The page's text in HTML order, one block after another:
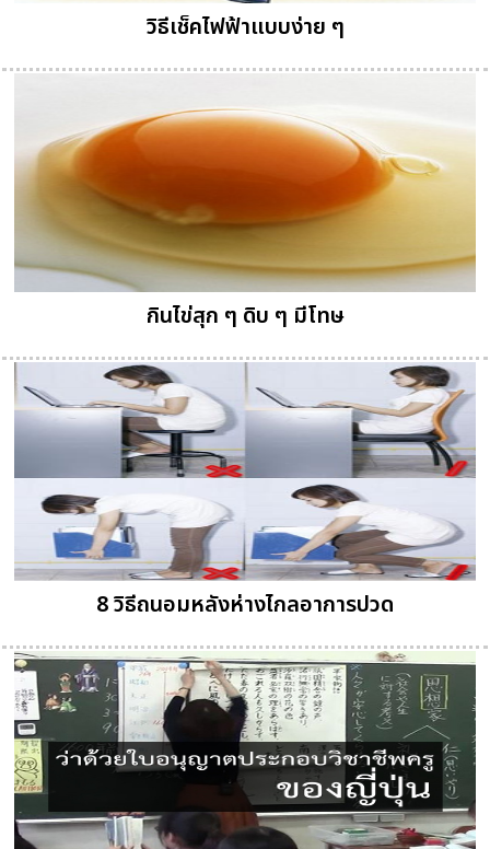
วิธีเช็คไฟฟ้าแบบง่าย ๆ
กินไข่สุก ๆ ดิบ ๆ มีโทษ
8 วิธีถนอมหลังห่างไกลอาการปวด